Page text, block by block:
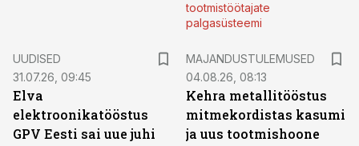
tootmistöötajate
palgasüsteemi
UUDISED
31.07.26, 09:45
Elva
elektroonikatööstus
GPV Eesti sai uue juhi
MAJANDUSTULEMUSED
04.08.26, 08:13
Kehra metallitööstus
mitmekordistas kasumi
ja uus tootmishoone